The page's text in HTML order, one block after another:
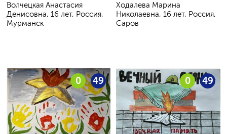
Волчецкая Анастасия
Денисовна, 16 лет, Россия,
Мурманск
Ходалева Марина
Николаевна, 16 лет, Россия,
Саров
49
0 49
0